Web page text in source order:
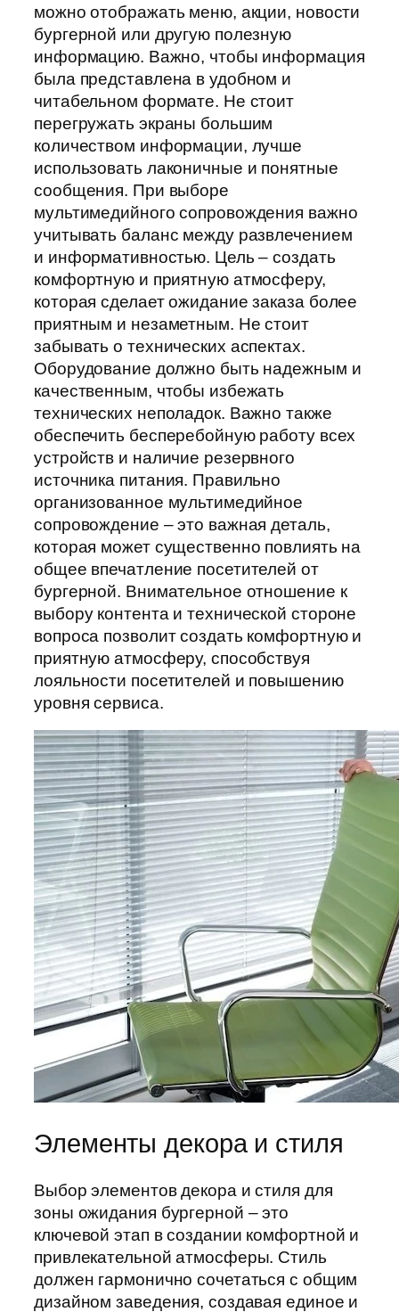
можно отображать меню, акции, новости
бургерной или другую полезную
информацию. Важно, чтобы информация
была представлена в удобном и
читабельном формате. Не стоит
перегружать экраны большим
количеством информации, лучше
использовать лаконичные и понятные
сообщения. При выборе
мультимедийного сопровождения важно
учитывать баланс между развлечением
и информативностью. Цель – создать
комфортную и приятную атмосферу,
которая сделает ожидание заказа более
приятным и незаметным. Не стоит
забывать о технических аспектах.
Оборудование должно быть надежным и
качественным, чтобы избежать
технических неполадок. Важно также
обеспечить бесперебойную работу всех
устройств и наличие резервного
источника питания. Правильно
организованное мультимедийное
сопровождение – это важная деталь,
которая может существенно повлиять на
общее впечатление посетителей от
бургерной. Внимательное отношение к
выбору контента и технической стороне
вопроса позволит создать комфортную и
приятную атмосферу, способствуя
лояльности посетителей и повышению
уровня сервиса.
Элементы декора и стиля
Выбор элементов декора и стиля для
зоны ожидания бургерной – это
ключевой этап в создании комфортной и
привлекательной атмосферы. Стиль
должен гармонично сочетаться с общим
дизайном заведения, создавая единое и